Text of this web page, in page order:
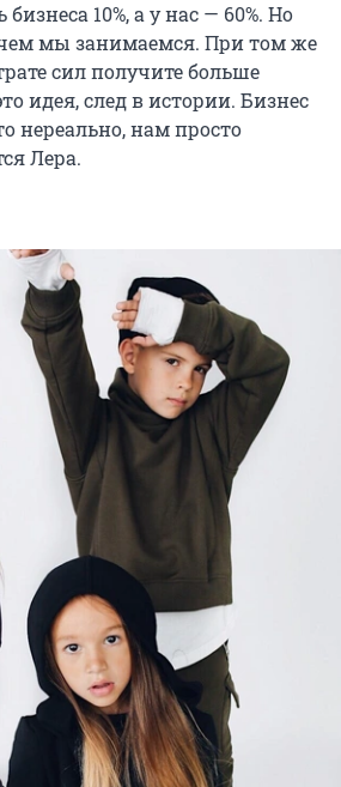
10%, а у нас — 60%. Но
мы занимаемся. При том же
сил получите больше
идея, след в истории. Бизнес
нереально, нам просто
Лера.